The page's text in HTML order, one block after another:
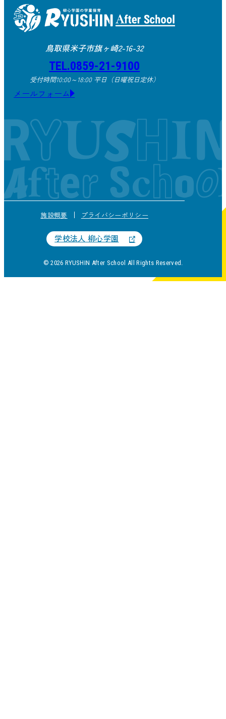
鳥取県米子市旗ヶ崎2-16-32
TEL.0859-21-9100
受付時間10:00～18:00 平日（日曜祝日定休）
メールフォーム
施設概要 プライバシーポリシー
学校法人 柳心学園
© 2026 RYUSHIN After School All Rights Reserved.